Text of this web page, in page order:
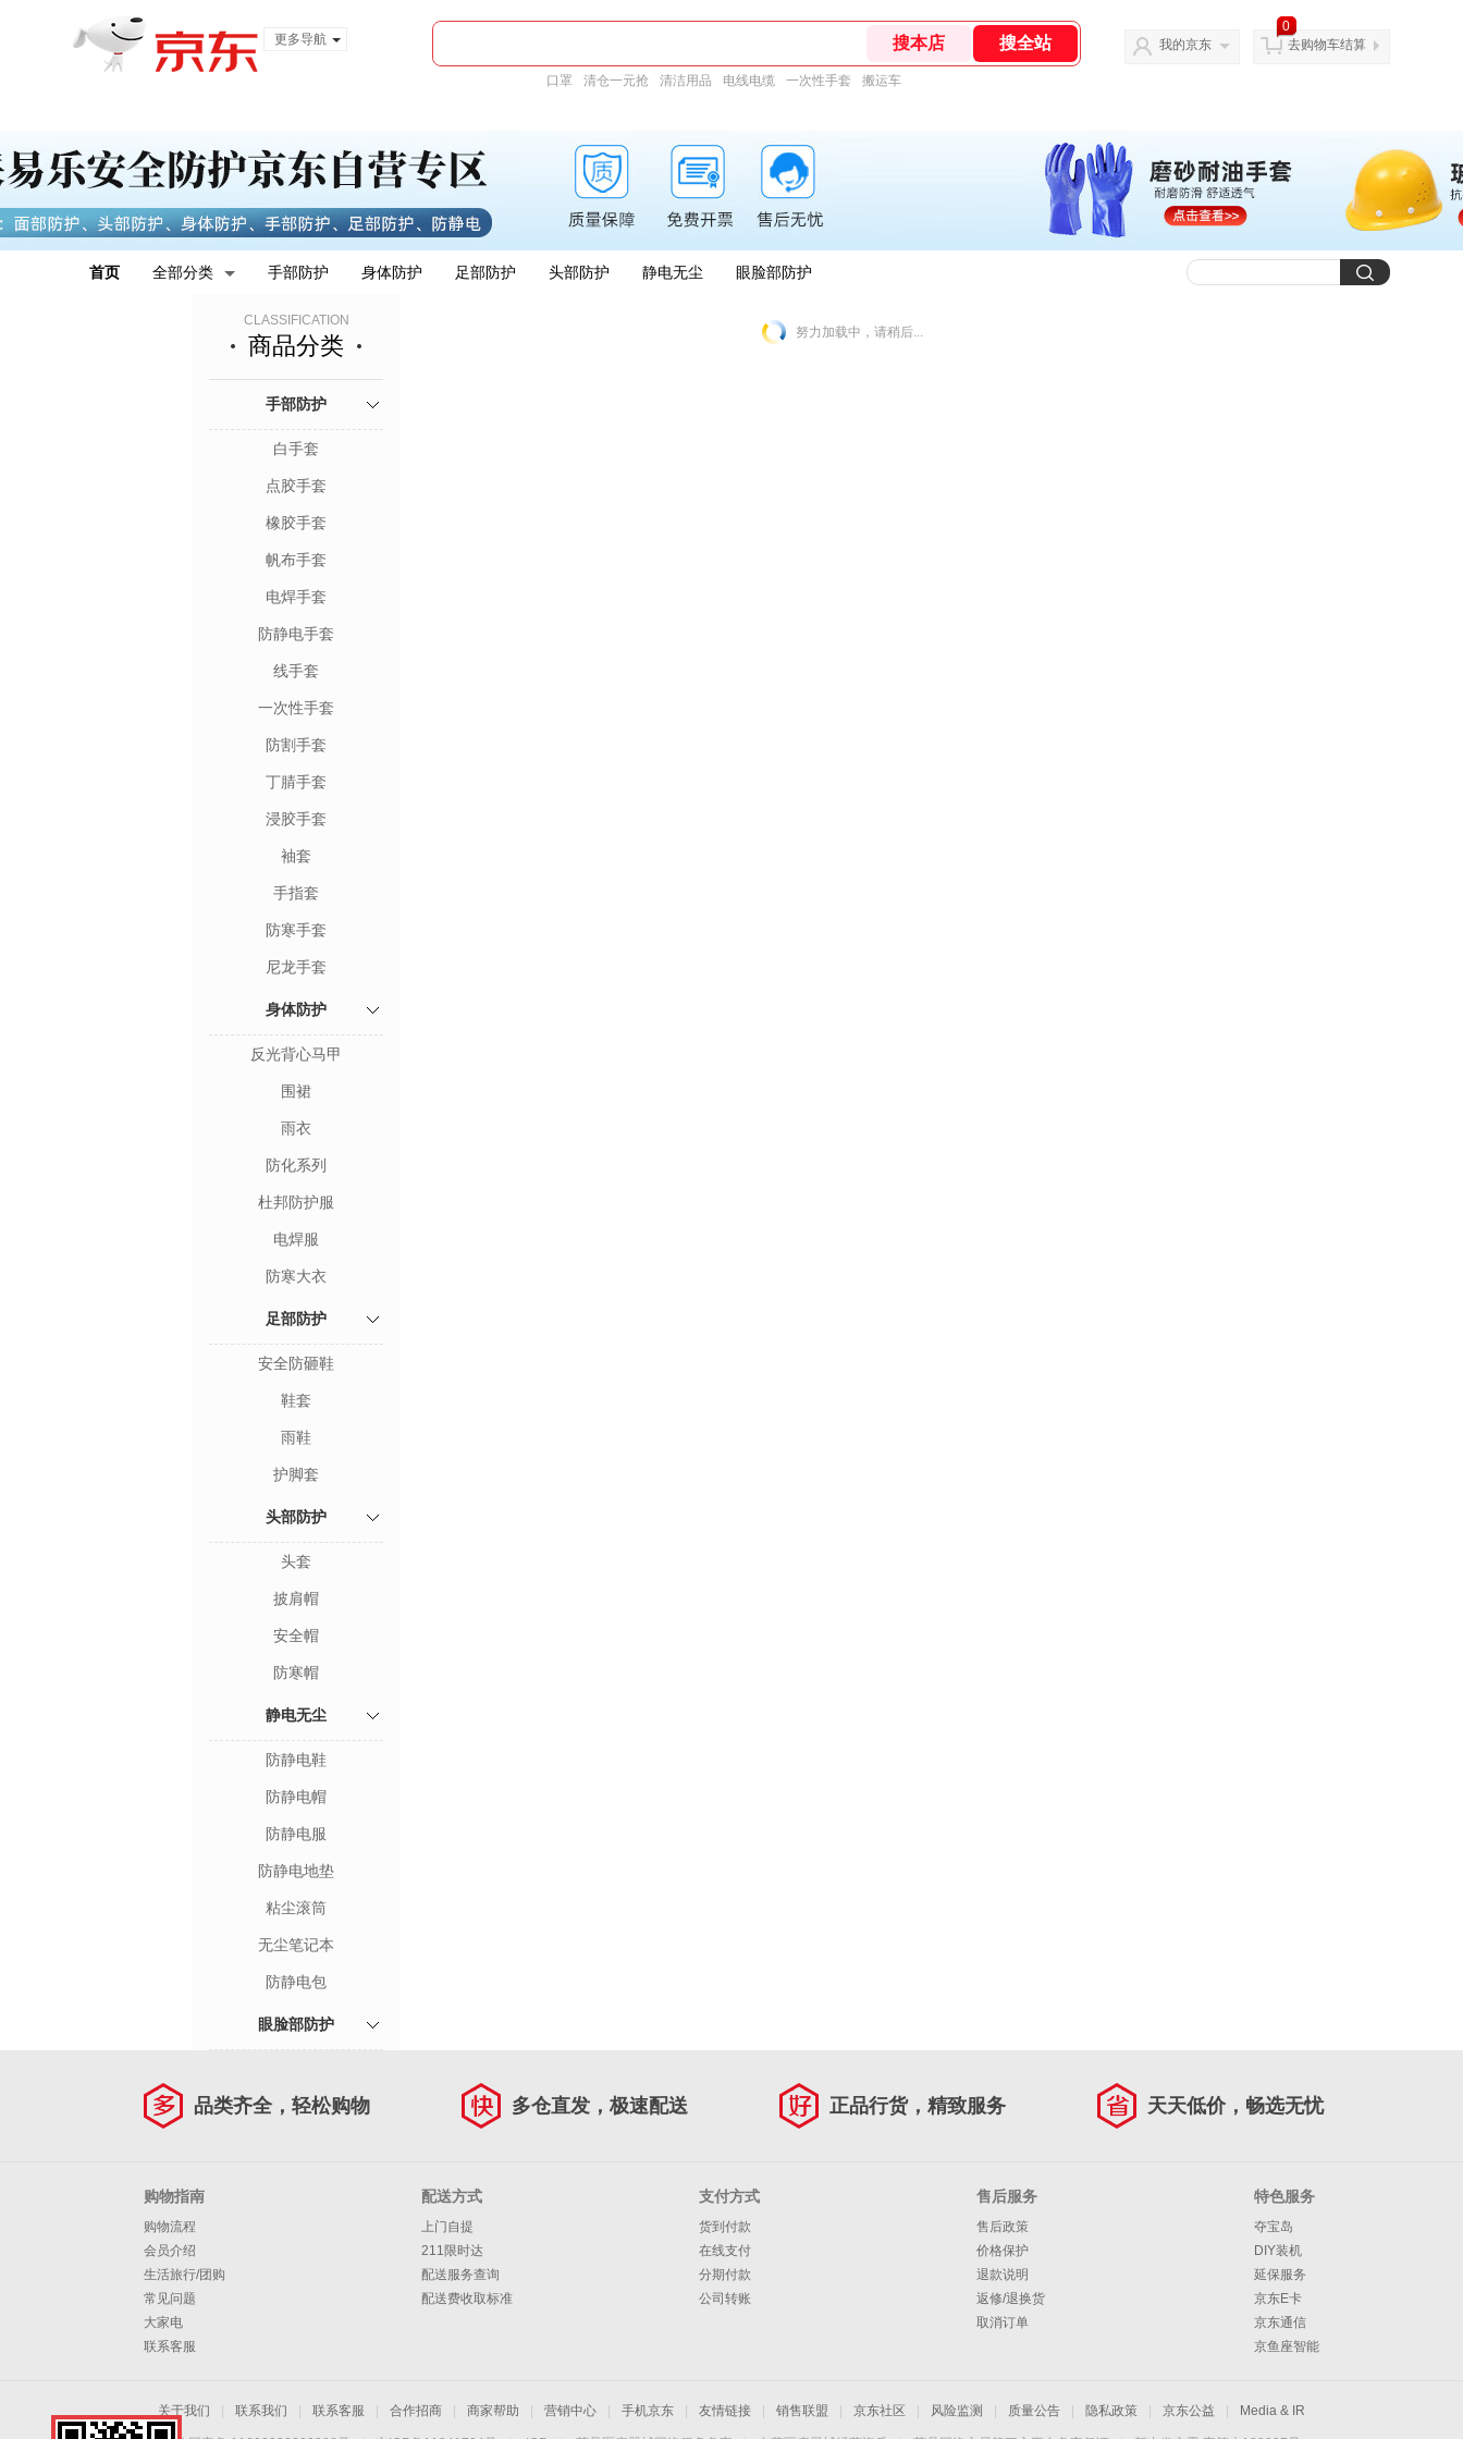
更多导航
口罩 清仓一元抢 清洁用品 电线电缆 一次性手套 搬运车
我的京东
0
去购物车结算
首页 全部分类 手部防护 身体防护 足部防护 头部防护 静电无尘 眼脸部防护
CLASSIFICATION
商品分类
手部防护
白手套
点胶手套
橡胶手套
帆布手套
电焊手套
防静电手套
线手套
一次性手套
防割手套
丁腈手套
浸胶手套
袖套
手指套
防寒手套
尼龙手套
身体防护
反光背心马甲
围裙
雨衣
防化系列
杜邦防护服
电焊服
防寒大衣
足部防护
安全防砸鞋
鞋套
雨鞋
护脚套
头部防护
头套
披肩帽
安全帽
防寒帽
静电无尘
防静电鞋
防静电帽
防静电服
防静电地垫
粘尘滚筒
无尘笔记本
防静电包
眼脸部防护
努力加载中，请稍后...
品类齐全，轻松购物 多仓直发，极速配送 正品行货，精致服务 天天低价，畅选无忧
购物指南
购物流程
会员介绍
生活旅行/团购
常见问题
大家电
联系客服
配送方式
上门自提
211限时达
配送服务查询
配送费收取标准
支付方式
货到付款
在线支付
分期付款
公司转账
售后服务
售后政策
价格保护
退款说明
返修/退换货
取消订单
特色服务
夺宝岛
DIY装机
延保服务
京东E卡
京东通信
京鱼座智能
关于我们 联系我们 联系客服 合作招商 商家帮助 营销中心 手机京东 友情链接 销售联盟 京东社区 风险监测 质量公告 隐私政策 京东公益 Media & IR